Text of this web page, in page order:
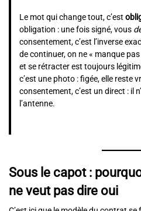
Le mot qui change tout, c’est
obligation : une fois signé, vous
consentement, c’est l’inverse
de continuer, on ne « manque
et se rétracter est toujours
c’est une photo : figée, elle reste
consentement, c’est un direct : il
l’antenne.
Sous le capot :
ne veut pas dire oui